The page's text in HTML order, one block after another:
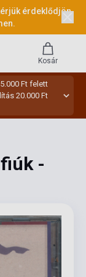
érdeklődjön
Ft felett
20.000 Ft
Kosár
-